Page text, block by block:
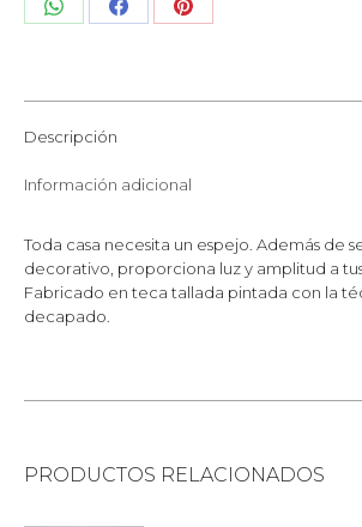
Share Share Share
Descripción
Información adicional
Toda casa necesita un espejo. Además de
decorativo, proporciona luz y amplitud a
Fabricado en teca tallada pintada con la
decapado.
PRODUCTOS RELACIONADOS